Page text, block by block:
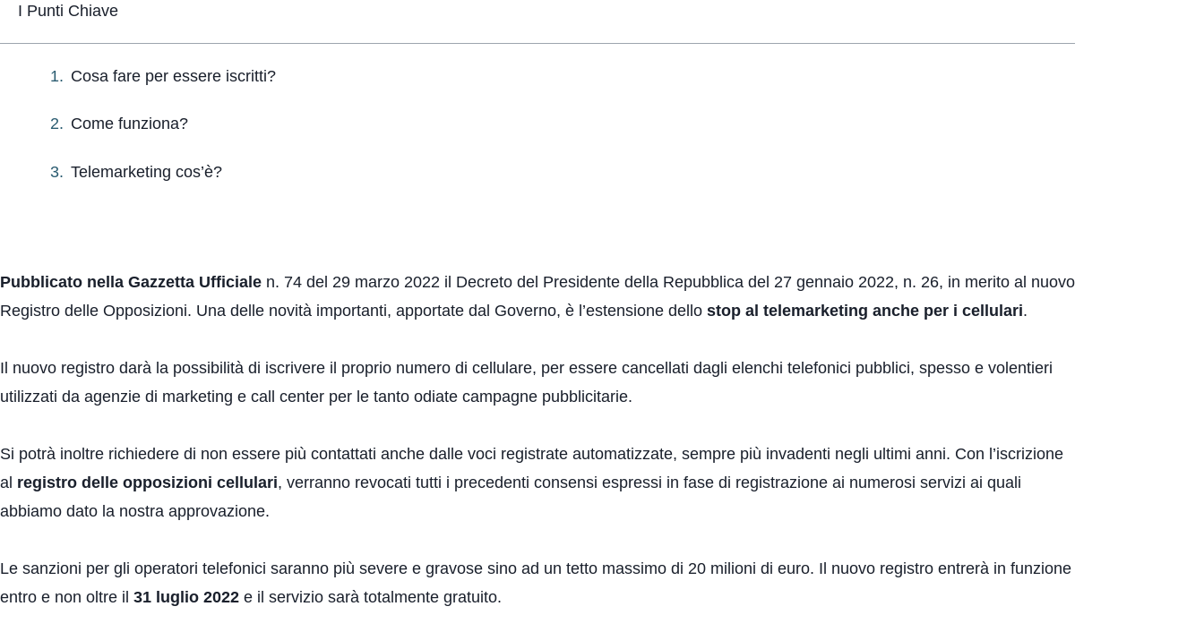
I Punti Chiave
Cosa fare per essere iscritti?
Come funziona?
Telemarketing cos’è?
Pubblicato nella Gazzetta Ufficiale n. 74 del 29 marzo 2022 il Decreto del Presidente della Repubblica del 27 gennaio 2022, n. 26, in merito al nuovo
Registro delle Opposizioni. Una delle novità importanti, apportate dal Governo, è l’estensione dello stop al telemarketing anche per i cellulari.
Il nuovo registro darà la possibilità di iscrivere il proprio numero di cellulare, per essere cancellati dagli elenchi telefonici pubblici, spesso e volentieri
utilizzati da agenzie di marketing e call center per le tanto odiate campagne pubblicitarie.
Si potrà inoltre richiedere di non essere più contattati anche dalle voci registrate automatizzate, sempre più invadenti negli ultimi anni. Con l’iscrizione
al registro delle opposizioni cellulari, verranno revocati tutti i precedenti consensi espressi in fase di registrazione ai numerosi servizi ai quali
abbiamo dato la nostra approvazione.
Le sanzioni per gli operatori telefonici saranno più severe e gravose sino ad un tetto massimo di 20 milioni di euro. Il nuovo registro entrerà in funzione
entro e non oltre il 31 luglio 2022 e il servizio sarà totalmente gratuito.